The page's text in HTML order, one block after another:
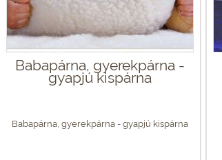
Babapárna, gyerekpárna -
gyapjú kispárna
Babapárna, gyerekpárna - gyapjú kispárna